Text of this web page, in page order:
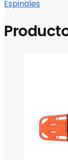
Espinales